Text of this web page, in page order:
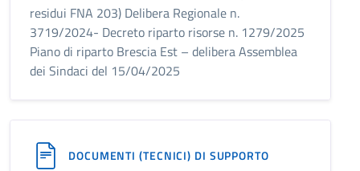
residui FNA 203) Delibera Regionale n.
3719/2024- Decreto riparto risorse n. 1279/2025
Piano di riparto Brescia Est – delibera Assemblea
dei Sindaci del 15/04/2025
DOCUMENTI (TECNICI) DI SUPPORTO